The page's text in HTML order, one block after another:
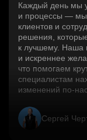
Каждый день мы
и процессы — мы
клиентов и
решения,
к лучшему. Наша
и искреннее
что помогаем
специалистам
изменений
Сергей